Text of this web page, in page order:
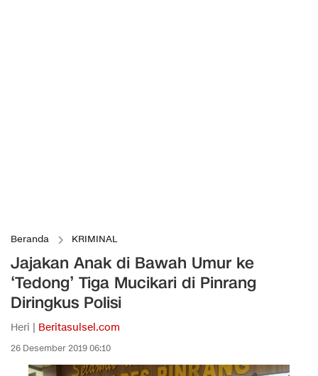
Beranda KRIMINAL
Jajakan Anak di Bawah Umur ke
‘Tedong’ Tiga Mucikari di Pinrang
Diringkus Polisi
Heri | Beritasulsel.com
26 Desember 2019 06:10